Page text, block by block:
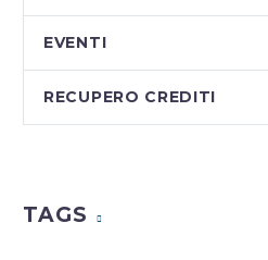
EVENTI
RECUPERO CREDITI
TAGS